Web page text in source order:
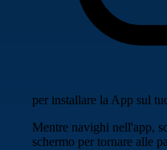
per installare la App sul
Mentre navighi nell'app,
schermo per tornare alle